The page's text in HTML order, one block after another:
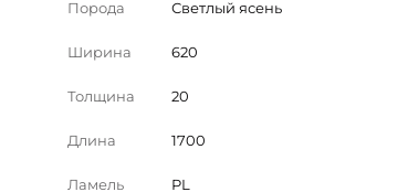
Порода Светлый ясень
Ширина 620
Толщина 20
Длина 1700
Ламель PL